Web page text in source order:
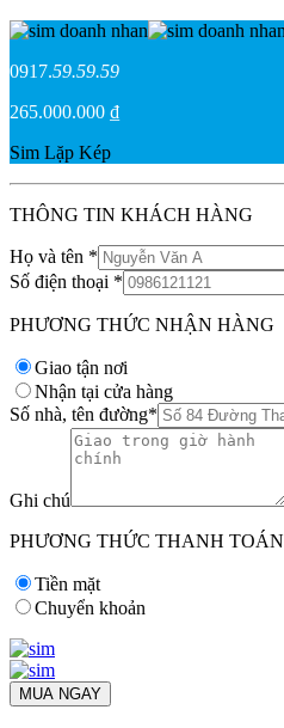
0917.59.59.59
265.000.000 ₫
Sim Lặp Kép
THÔNG TIN KHÁCH HÀNG
Họ và tên *
Số điện thoại *
PHƯƠNG THỨC NHẬN HÀNG
Giao tận nơi
Nhận tại cửa hàng
Số nhà, tên đường*
Ghi chú
PHƯƠNG THỨC THANH TOÁN
Tiền mặt
Chuyển khoản
MUA NGAY